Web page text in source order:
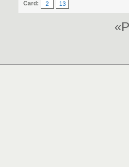
Card: 2 13